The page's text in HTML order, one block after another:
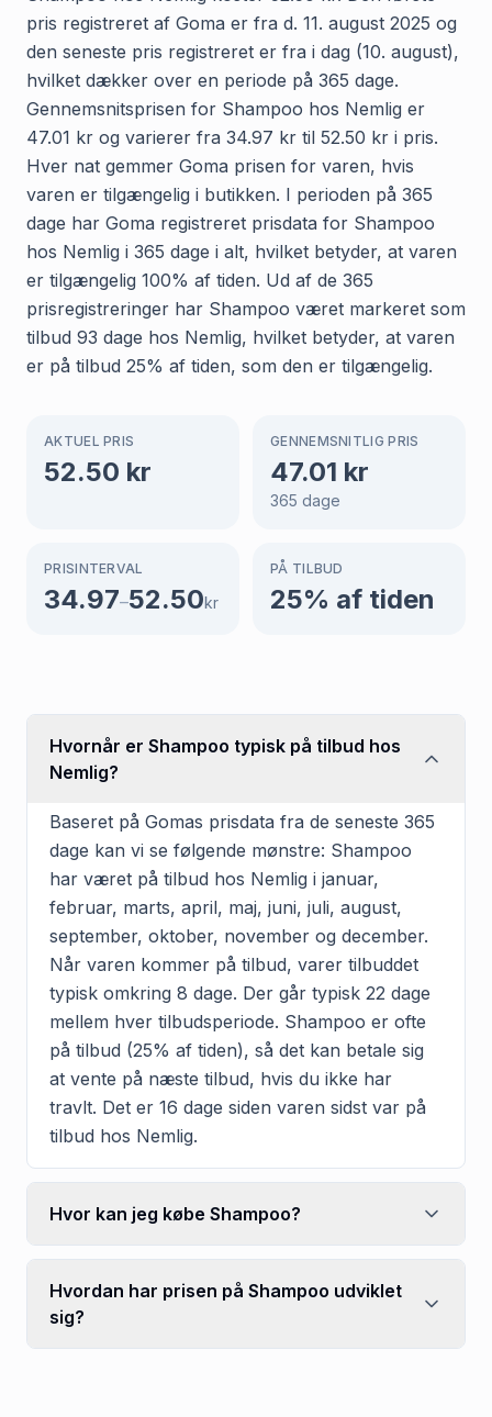
pris registreret af Goma er fra d. 11. august 2025 og
den seneste pris registreret er fra i dag (10. august),
hvilket dækker over en periode på 365 dage.
Gennemsnitsprisen for Shampoo hos Nemlig er
47.01 kr og varierer fra 34.97 kr til 52.50 kr i pris.
Hver nat gemmer Goma prisen for varen, hvis
varen er tilgængelig i butikken. I perioden på 365
dage har Goma registreret prisdata for Shampoo
hos Nemlig i 365 dage i alt, hvilket betyder, at varen
er tilgængelig 100% af tiden. Ud af de 365
prisregistreringer har Shampoo været markeret som
tilbud 93 dage hos Nemlig, hvilket betyder, at varen
er på tilbud 25% af tiden, som den er tilgængelig.
AKTUEL PRIS
52.50 kr
GENNEMSNITLIG PRIS
47.01 kr
365 dage
PRISINTERVAL
34.97–52.50kr
PÅ TILBUD
25% af tiden
Hvornår er Shampoo typisk på tilbud hos
Nemlig?
Baseret på Gomas prisdata fra de seneste 365
dage kan vi se følgende mønstre: Shampoo
har været på tilbud hos Nemlig i januar,
februar, marts, april, maj, juni, juli, august,
september, oktober, november og december.
Når varen kommer på tilbud, varer tilbuddet
typisk omkring 8 dage. Der går typisk 22 dage
mellem hver tilbudsperiode. Shampoo er ofte
på tilbud (25% af tiden), så det kan betale sig
at vente på næste tilbud, hvis du ikke har
travlt. Det er 16 dage siden varen sidst var på
tilbud hos Nemlig.
Hvor kan jeg købe Shampoo?
Hvordan har prisen på Shampoo udviklet
sig?